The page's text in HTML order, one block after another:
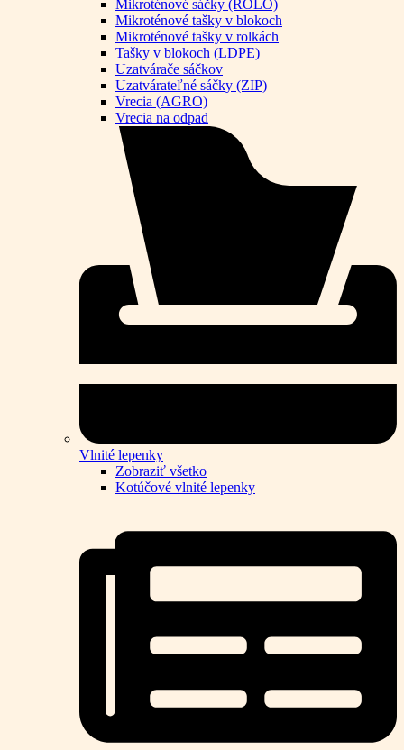
Mikroténové sáčky (ROLO)
Mikroténové tašky v blokoch
Mikroténové tašky v rolkách
Tašky v blokoch (LDPE)
Uzatvárače sáčkov
Uzatvárateľné sáčky (ZIP)
Vrecia (AGRO)
Vrecia na odpad
Vlnité lepenky
Zobraziť všetko
Kotúčové vlnité lepenky